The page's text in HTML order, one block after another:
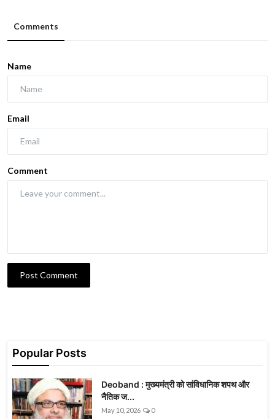
Comments
Name
Email
Comment
Post Comment
Popular Posts
Deoband : मुख्यमंत्री को सांविधानिक शपथ और
नैतिक ज...
May 10, 2026 0